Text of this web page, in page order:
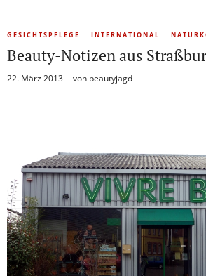
GESICHTSPFLEGE INTERNATIONAL
Beauty-Notizen aus
22. März 2013 von beautyjagd